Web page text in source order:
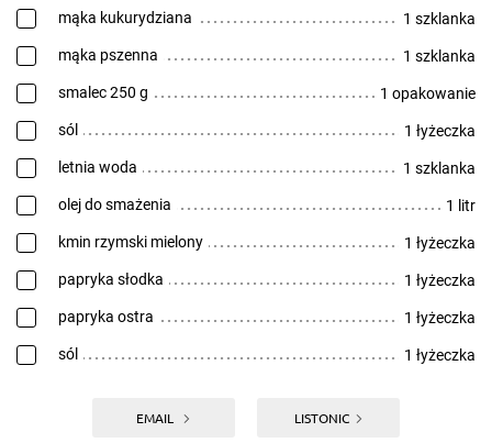
mąka kukurydziana 1 szklanka
mąka pszenna 1 szklanka
smalec 250 g 1 opakowanie
sól 1 łyżeczka
letnia woda 1 szklanka
olej do smażenia 1 litr
kmin rzymski mielony 1 łyżeczka
papryka słodka 1 łyżeczka
papryka ostra 1 łyżeczka
sól 1 łyżeczka
EMAIL LISTONIC